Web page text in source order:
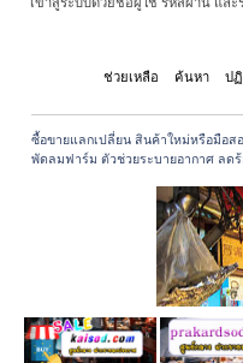
ช่วยเหลือ ค้นหา ป
ซื้อขายแลกเปลี่ยน สินค้าใหม่หรือมือ
พัดลมฟาร์ม ตัวช่วยระบายอากาศ ลด